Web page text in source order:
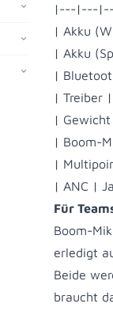
|---|---
| Akku
| Akku
|
| Treiber
|
| Boom-
|
| ANC |
Für
Boom-
erledigt
Beide
braucht